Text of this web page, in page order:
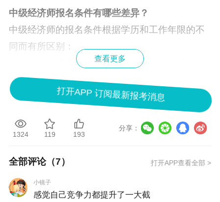
中级经济师报名条件有哪些差异？
中级经济师的报名条件根据学历和工作年限的不
同而有所区别：
1. 高中学历需取得初级经济师资格后工作满10
年；
2. 大专学历需工作满6年；
4. 研究生学历需工作满2年；
6. 博士学位无需工作年限。上述条件中，学历要
求为国家承认的正规学历，工作年限截止时间为
考试年度当年年底。
查看更多
打开APP 订阅最新报考消息
1324 119 193
分享：
全部评论（7） 打开APP查看全部 >
小镜子
感觉自己竞争力都提升了一大截